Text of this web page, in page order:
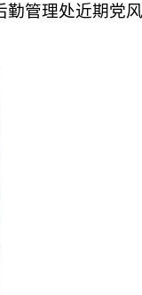
管理处近期党